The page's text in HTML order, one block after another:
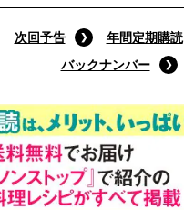
Amazonで購入する
次回予告
年間定期購読
バックナンバー